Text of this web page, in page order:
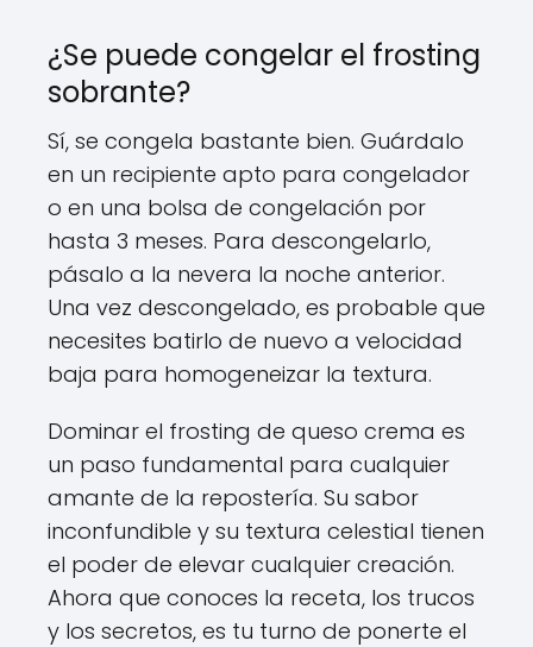
¿Se puede congelar el frosting
sobrante?
Sí, se congela bastante bien. Guárdalo
en un recipiente apto para congelador
o en una bolsa de congelación por
hasta 3 meses. Para descongelarlo,
pásalo a la nevera la noche anterior.
Una vez descongelado, es probable que
necesites batirlo de nuevo a velocidad
baja para homogeneizar la textura.
Dominar el frosting de queso crema es
un paso fundamental para cualquier
amante de la repostería. Su sabor
inconfundible y su textura celestial tienen
el poder de elevar cualquier creación.
Ahora que conoces la receta, los trucos
y los secretos, es tu turno de ponerte el